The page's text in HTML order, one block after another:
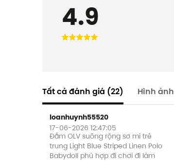
4.9
Tất cả đánh giá (22) Hình ảnh
loanhuynh55520
17-06-2026 12:47:05
Đầm OLV suông rộng sơ mi trẻ
trung Light Blue Striped Linen Polo
Babydoll phù hợp đi chơi đi làm